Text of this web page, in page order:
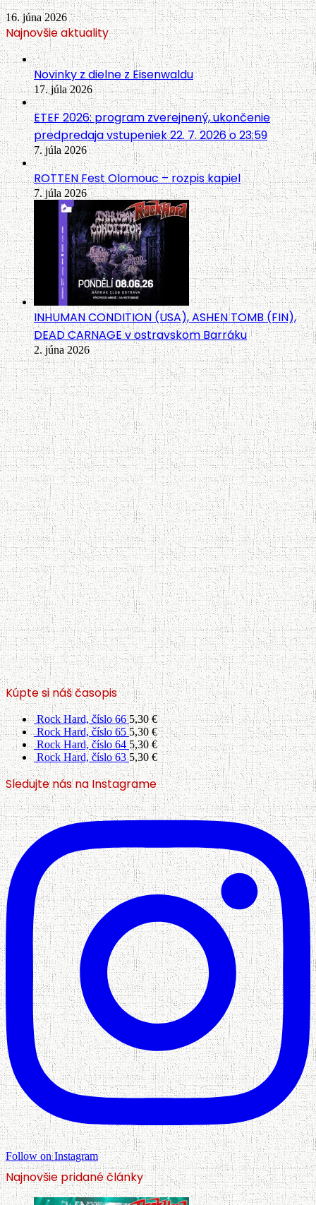
16. júna 2026
Najnovšie aktuality
Novinky z dielne z Eisenwaldu
17. júla 2026
ETEF 2026: program zverejnený, ukončenie
predpredaja vstupeniek 22. 7. 2026 o 23:59
7. júla 2026
ROTTEN Fest Olomouc – rozpis kapiel
7. júla 2026
INHUMAN CONDITION (USA), ASHEN TOMB (FIN),
DEAD CARNAGE v ostravskom Barráku
2. júna 2026
Kúpte si náš časopis
Rock Hard, číslo 66 5,30€
Rock Hard, číslo 65 5,30€
Rock Hard, číslo 64 5,30€
Rock Hard, číslo 63 5,30€
Sledujte nás na Instagrame
Follow on Instagram
Najnovšie pridané články